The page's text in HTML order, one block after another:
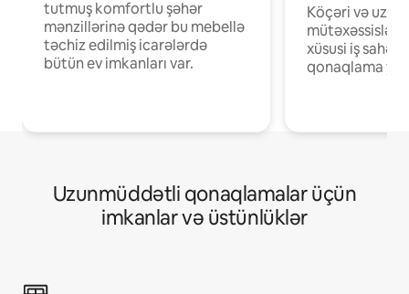
tutmuş komfortlu şəhər
mənzillərinə qədər bu mebellə
təchiz edilmiş icarələrdə
bütün ev imkanları var.
Köçəri və
mütəxəssislər
xüsusi iş
qonaqlama
Uzunmüddətli qonaqlamalar üçün
imkanlar və üstünlüklər